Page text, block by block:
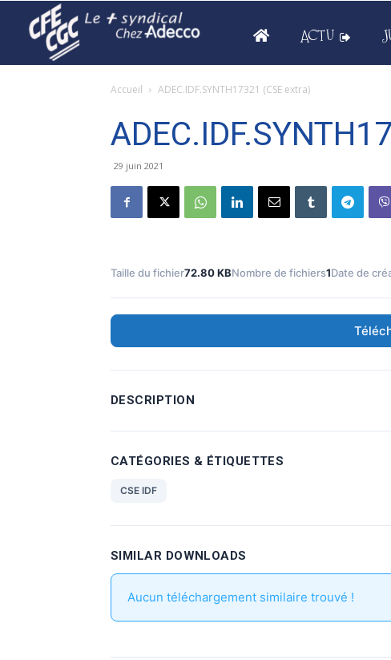
ACTU
Accueil ADEC.IDF.SYNTH17321 (CSE extra)
29 juin 2021
Taille du fichier72.80 KBNombre de fichiers1Date de
DESCRIPTION
CATÉGORIES & ÉTIQUETTES
CSE IDF
SIMILAR DOWNLOADS
Aucun téléchargement similaire trouvé !